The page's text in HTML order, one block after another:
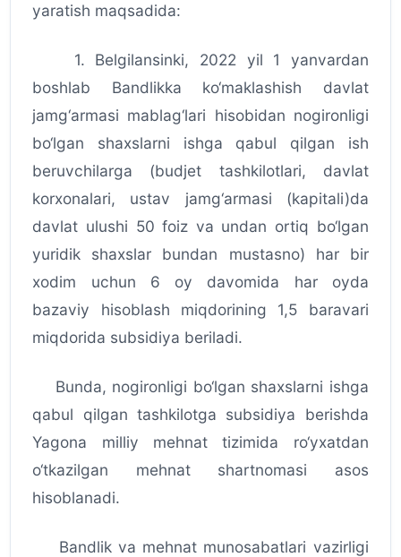
yaratish maqsadida:
1. Belgilansinki, 2022 yil 1 yanvardan
boshlab Bandlikka ko‘maklashish davlat
jamg‘armasi mablag‘lari hisobidan nogironligi
bo‘lgan shaxslarni ishga qabul qilgan ish
beruvchilarga (budjet tashkilotlari, davlat
korxonalari, ustav jamg‘armasi (kapitali)da
davlat ulushi 50 foiz va undan ortiq bo‘lgan
yuridik shaxslar bundan mustasno) har bir
xodim uchun 6 oy davomida har oyda
bazaviy hisoblash miqdorining 1,5 baravari
miqdorida subsidiya beriladi.
Bunda, nogironligi bo‘lgan shaxslarni ishga
qabul qilgan tashkilotga subsidiya berishda
Yagona milliy mehnat tizimida ro‘yxatdan
o‘tkazilgan mehnat shartnomasi asos
hisoblanadi.
Bandlik va mehnat munosabatlari vazirligi